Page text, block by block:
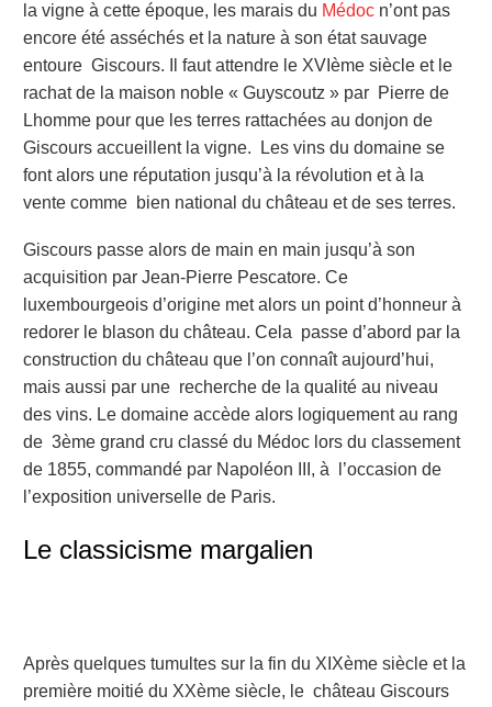
la vigne à cette époque, les marais du Médoc n’ont pas
encore été asséchés et la nature à son état sauvage
entoure Giscours. Il faut attendre le XVIème siècle et le
rachat de la maison noble « Guyscoutz » par Pierre de
Lhomme pour que les terres rattachées au donjon de
Giscours accueillent la vigne. Les vins du domaine se
font alors une réputation jusqu’à la révolution et à la
vente comme bien national du château et de ses terres.
Giscours passe alors de main en main jusqu’à son
acquisition par Jean-Pierre Pescatore. Ce
luxembourgeois d’origine met alors un point d’honneur à
redorer le blason du château. Cela passe d’abord par la
construction du château que l’on connaît aujourd’hui,
mais aussi par une recherche de la qualité au niveau
des vins. Le domaine accède alors logiquement au rang
de 3ème grand cru classé du Médoc lors du classement
de 1855, commandé par Napoléon III, à l’occasion de
l’exposition universelle de Paris.
Le classicisme margalien
Après quelques tumultes sur la fin du XIXème siècle et la
première moitié du XXème siècle, le château Giscours